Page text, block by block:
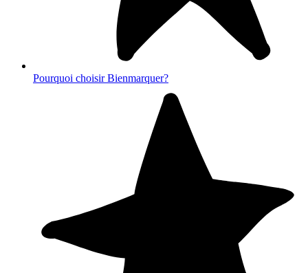
Pourquoi choisir Bienmarquer?